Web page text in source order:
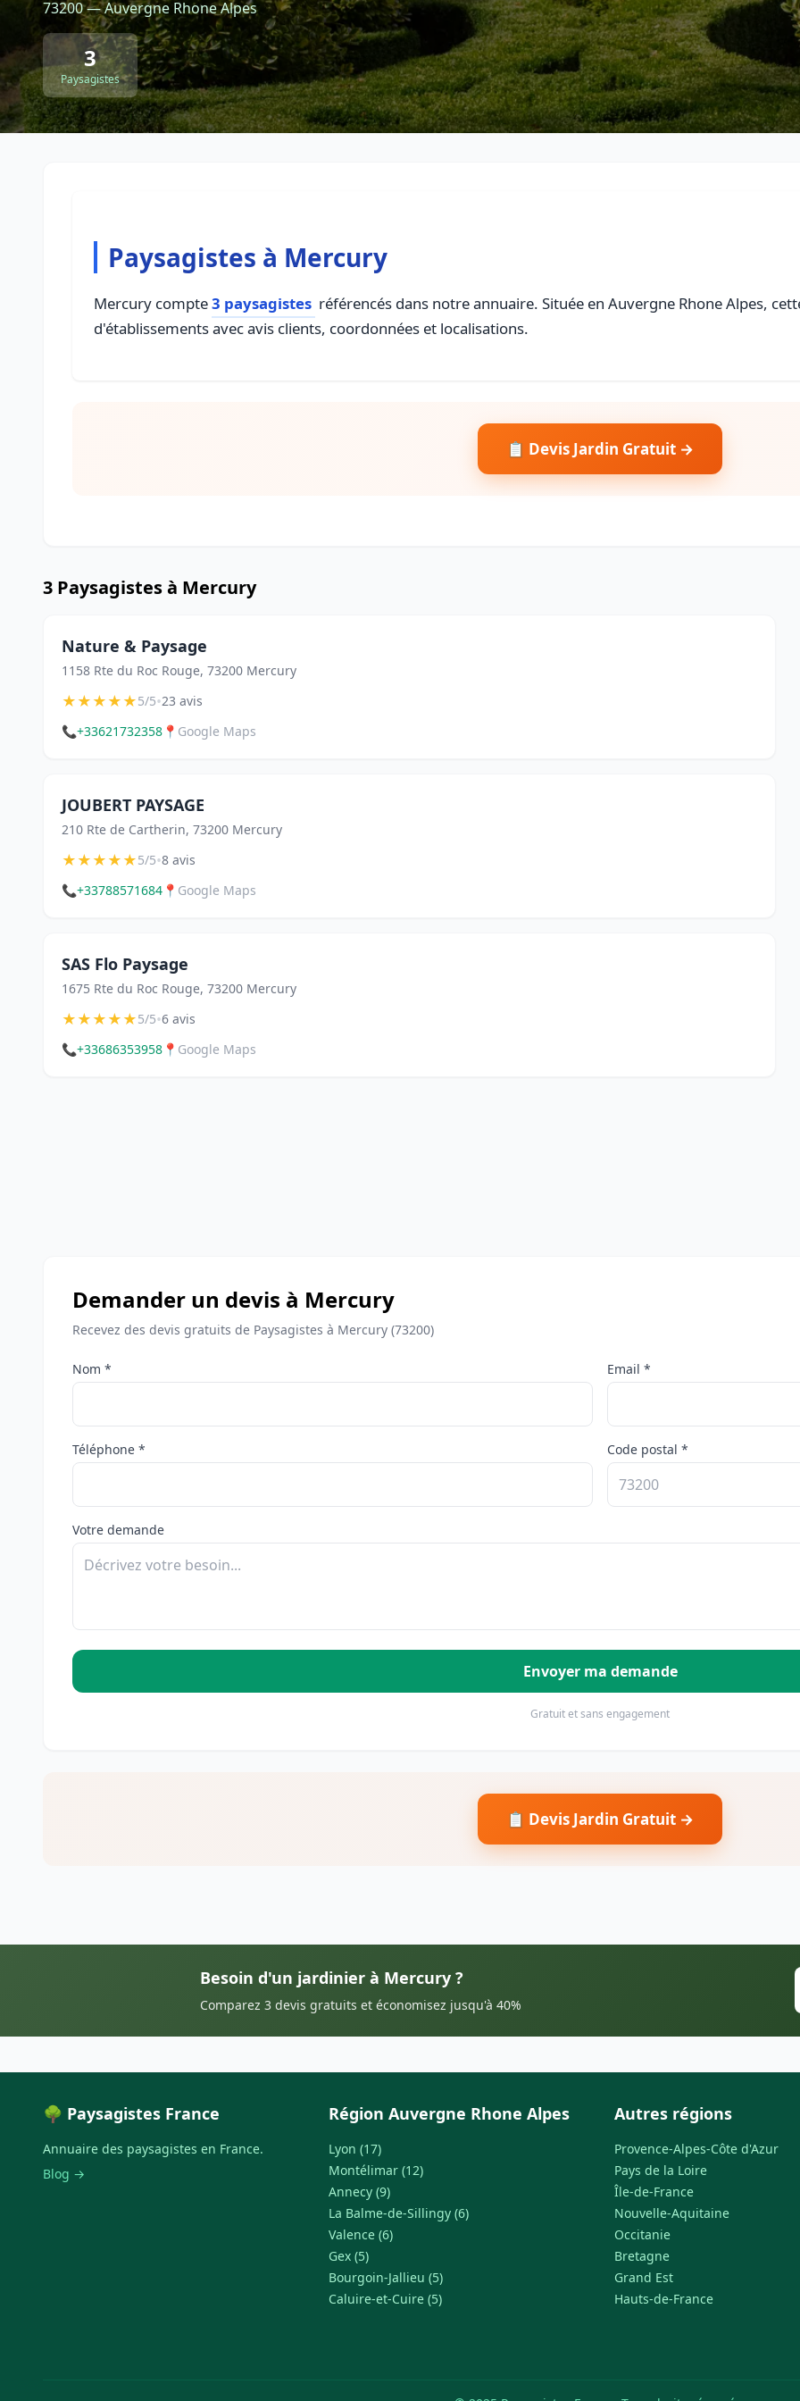
73200 — Auvergne Rhone Alpes
3
Paysagistes
Paysagistes à Mercury
Mercury compte3 paysagistes référencés dans notre annuaire. Située en Auvergne Rhone Alpes,
d'établissements avec avis clients, coordonnées et localisations.
📋 Devis Jardin Gratuit →
3 Paysagistes à Mercury
Nature & Paysage
1158 Rte du Roc Rouge, 73200 Mercury
★★★★★5/5•23 avis
📞+33621732358 📍 Google Maps
JOUBERT PAYSAGE
210 Rte de Cartherin, 73200 Mercury
★★★★★5/5•8 avis
📞+33788571684 📍 Google Maps
SAS Flo Paysage
1675 Rte du Roc Rouge, 73200 Mercury
★★★★★5/5•6 avis
📞+33686353958 📍 Google Maps
Demander un devis à Mercury
Recevez des devis gratuits de Paysagistes à Mercury (73200)
Nom * Email *
Téléphone * Code postal *
Votre demande
Envoyer ma demande
Gratuit et sans engagement
📋 Devis Jardin Gratuit →
Besoin d'un jardinier à Mercury ?
Comparez 3 devis gratuits et économisez jusqu'à 40%
🌳 Paysagistes France
Annuaire des paysagistes en France.
Blog →
Région Auvergne Rhone Alpes
Lyon (17)
Montélimar (12)
Annecy (9)
La Balme-de-Sillingy (6)
Valence (6)
Gex (5)
Bourgoin-Jallieu (5)
Caluire-et-Cuire (5)
Autres régions
Provence-Alpes-Côte d'Azur
Pays de la Loire
Île-de-France
Nouvelle-Aquitaine
Occitanie
Bretagne
Grand Est
Hauts-de-France